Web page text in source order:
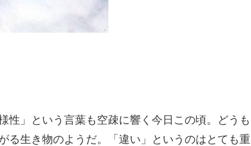
性」という言葉も空疎に響く今日この頃。どうも
る生き物のようだ。「違い」というのはとても重